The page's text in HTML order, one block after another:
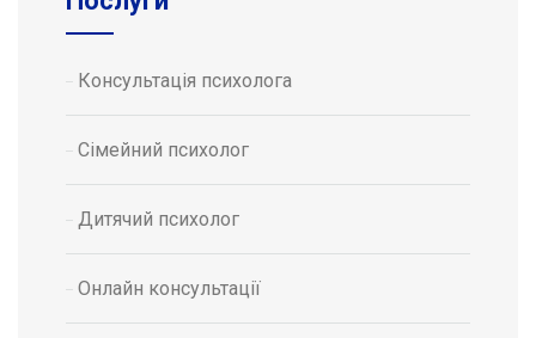
Консультація психолога
Сімейний психолог
Дитячий психолог
Онлайн консультації